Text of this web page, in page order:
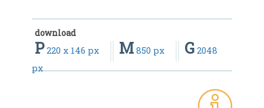
download
P220 x 146 px M 850 px G 2048
px